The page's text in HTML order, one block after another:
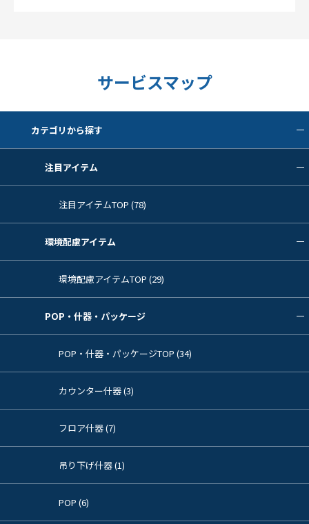
サービスマップ
カテゴリから探す
注目アイテム
注目アイテムTOP (78)
環境配慮アイテム
環境配慮アイテムTOP (29)
POP・什器・パッケージ
POP・什器・パッケージTOP (34)
カウンター什器 (3)
フロア什器 (7)
吊り下げ什器 (1)
POP (6)